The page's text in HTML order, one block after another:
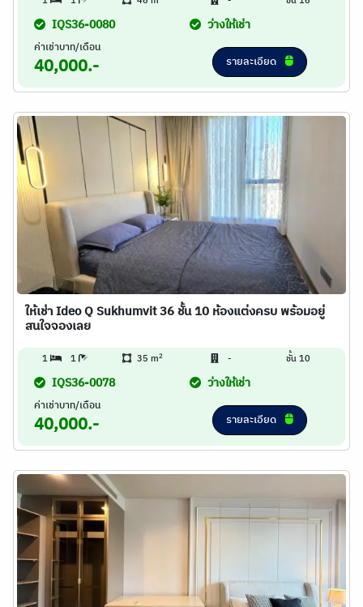
IQS36-0080 ว่างให้เช่า
ค่าเช่าบาท/เดือน
40,000.- รายละเอียด
ให้เช่า Ideo Q Sukhumvit 36 ชั้น 10 ห้องแต่งครบ พร้อมอยู่
สนใจจองเลย
1 1 35 m2 - ชั้น 10
IQS36-0078 ว่างให้เช่า
ค่าเช่าบาท/เดือน
40,000.- รายละเอียด